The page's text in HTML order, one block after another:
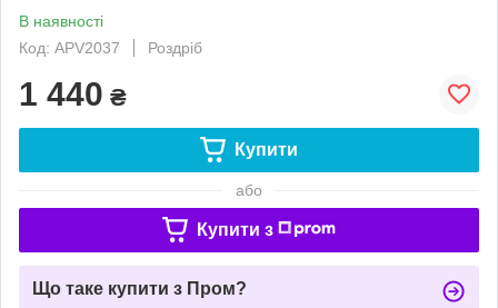
В наявності
Код: APV2037
Роздріб
1 440 ₴
Купити
або
Купити з
Що таке купити з Пром?